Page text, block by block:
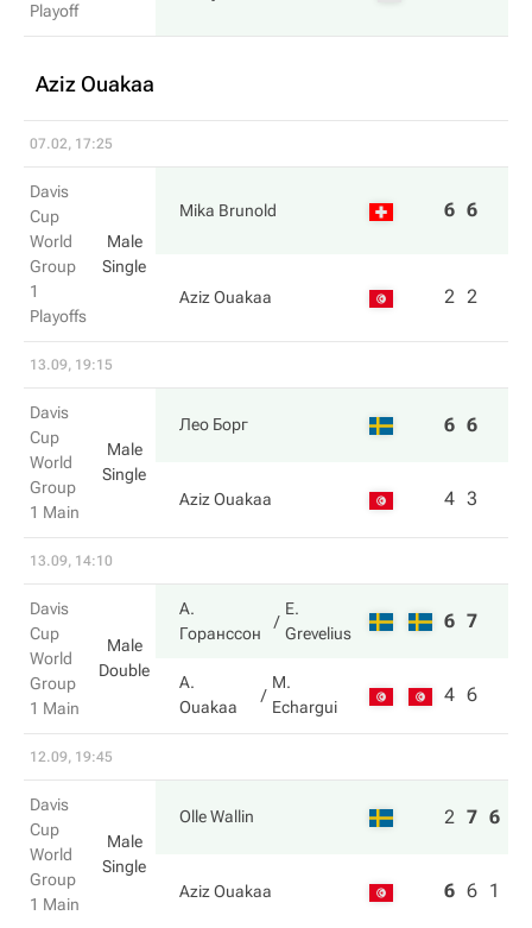
Playoff
Aziz Ouakaa
07.02, 17:25
Davis
Cup
World
Group
1
Playoffs
Male
Single
Mika Brunold 6 6
Aziz Ouakaa 2 2
13.09, 19:15
Davis
Cup
World
Group
1 Main
Male
Single
Лео Борг 6 6
Aziz Ouakaa 4 3
13.09, 14:10
Davis
Cup
World
Group
1 Main
Male
Double
А.
Горанссон
E.
Grevelius
6 7
A.
Ouakaa
M.
Echargui
4 6
12.09, 19:45
Davis
Cup
World
Group
1 Main
Male
Single
Olle Wallin 2 7 6
Aziz Ouakaa 6 6 1